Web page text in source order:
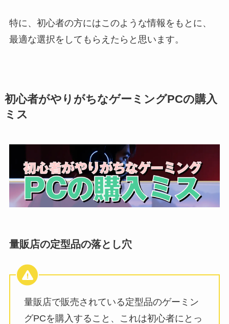
特に、初心者の方にはこのような情報をもとに、
最適な選択をしてもらえたらと思います。
初心者がやりがちなゲーミングPCの購入
ミス
量販店の定型品の落とし穴
量販店で販売されている定型品のゲーミン
グPCを購入すること、これは初心者にとっ